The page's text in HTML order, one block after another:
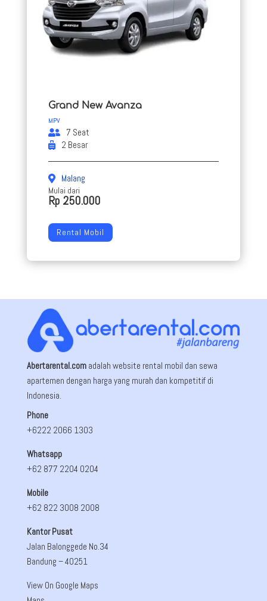
Grand New Avanza
MPV
7 Seat
2 Besar
Malang
Mulai dari
Rp 250.000
Rental Mobil
Abertarental.comadalah website rental mobil dan sewa
apartemen dengan harga yang murah dan kompetitif di
Indonesia.
Phone
+6222 2066 1303
Whatsapp
+62 877 2204 0204
Mobile
+62 822 3008 2008
Kantor Pusat
Jalan Balonggede No.34
Bandung – 40251
View On Google Maps